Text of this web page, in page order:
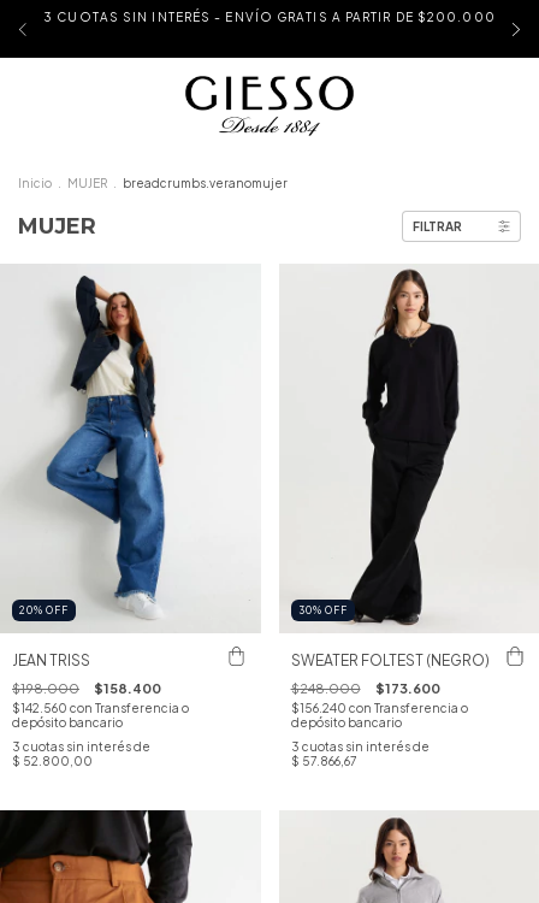
3 CUOTAS SIN INTERÉS - ENVÍO GRATIS A PARTIR DE $200.000
Inicio MUJER breadcrumbs.veranomujer
MUJER FILTRAR
20% OFF
JEAN TRISS
$198.000 $158.400
$142.560 con Transferencia o
depósito bancario
3 cuotas sin interés de
$ 52.800,00
30% OFF
SWEATER FOLTEST (NEGRO)
$248.000 $173.600
$156.240 con Transferencia o
depósito bancario
3 cuotas sin interés de
$ 57.866,67